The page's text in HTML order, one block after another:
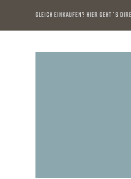
GLEICH EINKAUFEN? HIER GEHT´S